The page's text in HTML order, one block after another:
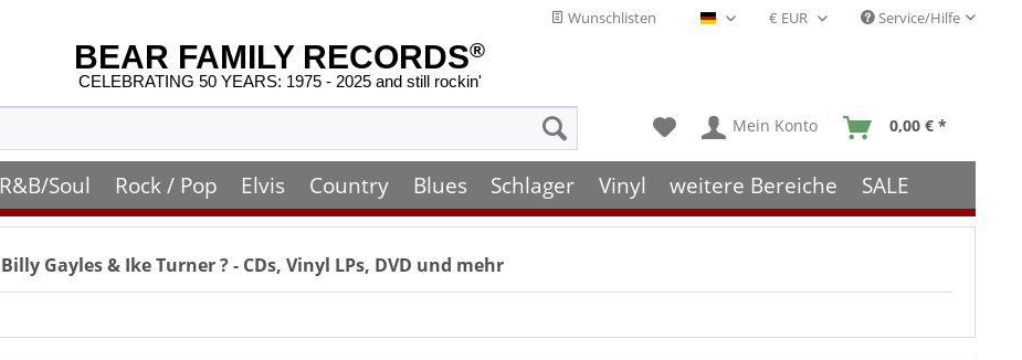
Wunschlisten Deutsch - DE Service/Hilfe
BEAR FAMILY RECORDS®
CELEBRATING 50 YEARS: 1975 - 2025 and still rockin'
Mein Konto 0,00 € *
R&B/Soul Rock / Pop Elvis Country Blues Schlager Vinyl weitere Bereiche SALE
Billy Gayles & Ike Turner? - CDs, Vinyl LPs, DVD und mehr